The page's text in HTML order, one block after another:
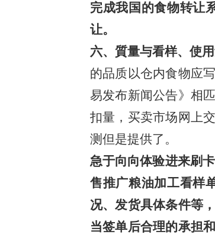
完成我国的食物转让
让。
六、質量与看样、使
的品质以仓内食物应
易发布新闻公告》相
扣量，买卖市场网上
测但是提供了。
急于向向体验进来刷
售推广粮油加工看样
况、发货具体条件等
当签单后合理的承担